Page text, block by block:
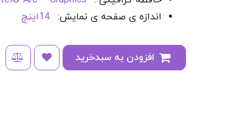
اندازه ی صفحه ی نمایش:
14اینچ